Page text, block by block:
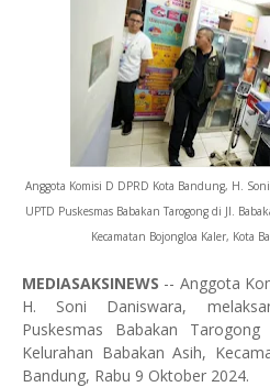
Anggota Komisi D DPRD Kota Bandung, H.
UPTD Puskesmas Babakan Tarogong di Jl.
Kecamatan Bojongloa Kaler, Kota
MEDIASAKSINEWS -- Anggota
H. Soni Daniswara,
Puskesmas Babakan
Kelurahan Babakan Asih,
Bandung, Rabu 9 Oktober 2024.